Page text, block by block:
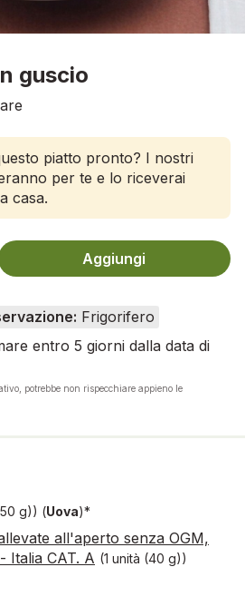
guscio
piatto pronto? I nostri
per te e lo riceverai
casa.
Aggiungi
Frigorifero
entro 5 giorni dalla data di
potrebbe non rispecchiare appieno le
g)) (Uova)*
all'aperto senza OGM,
Italia CAT. A (1 unità (40 g))